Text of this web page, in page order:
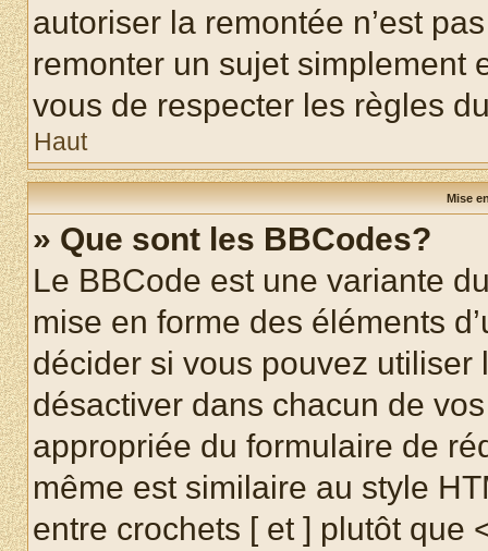
autoriser la remontée n’est
remonter un sujet simplement
vous de respecter les règles
Haut
Mise
» Que sont les BBCodes?
Le BBCode est une variante
mise en forme des éléments
décider si vous pouvez
désactiver dans chacun de
appropriée du formulaire de
même est similaire au style
entre crochets [ et ] plutôt que